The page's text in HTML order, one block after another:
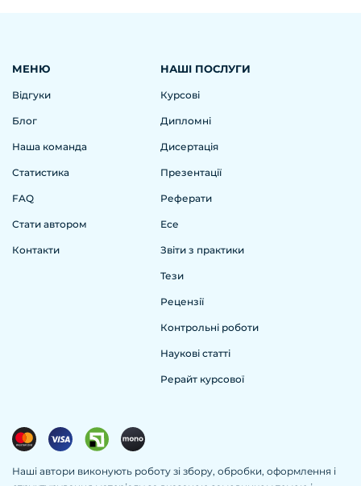
МЕНЮ
Відгуки
Блог
Наша команда
Статистика
FAQ
Стати автором
Контакти
НАШІ ПОСЛУГИ
Курсові
Дипломні
Дисертація
Презентації
Реферати
Есе
Звіти з практики
Тези
Рецензії
Контрольні роботи
Наукові статті
Рерайт курсової
Наші автори виконують роботу зі збору, обробки, оформлення і